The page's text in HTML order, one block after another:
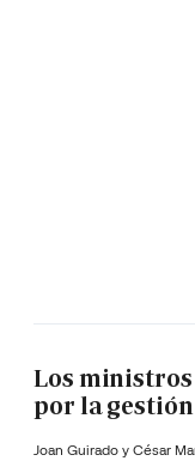
Los
por la
Joan Guirado y César